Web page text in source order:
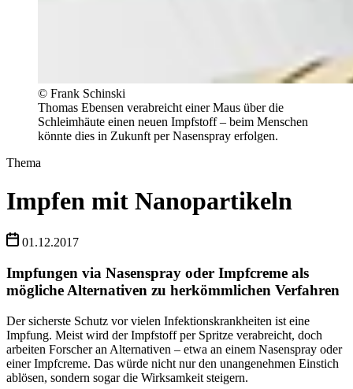
© Frank Schinski
Thomas Ebensen verabreicht einer Maus über die
Schleimhäute einen neuen Impfstoff – beim Menschen
könnte dies in Zukunft per Nasenspray erfolgen.
Thema
Impfen mit Nanopartikeln
01.12.2017
Impfungen via Nasenspray oder Impfcreme als
mögliche Alternativen zu herkömmlichen Verfahren
Der sicherste Schutz vor vielen Infektionskrankheiten ist eine
Impfung. Meist wird der Impfstoff per Spritze verabreicht, doch
arbeiten Forscher an Alternativen – etwa an einem Nasenspray oder
einer Impfcreme. Das würde nicht nur den unangenehmen Einstich
ablösen, sondern sogar die Wirksamkeit steigern.